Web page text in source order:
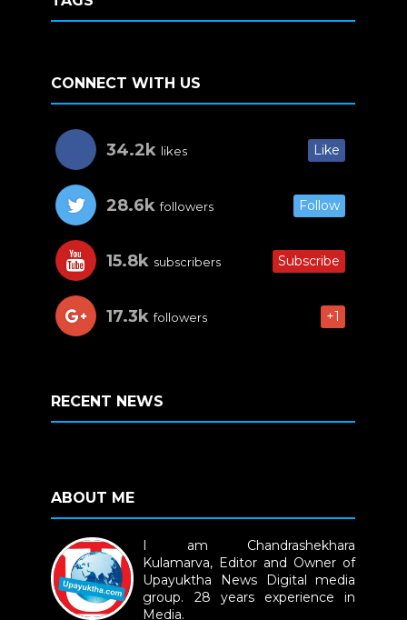
CONNECT WITH US
34.2k likes Like
28.6k followers Follow
15.8k subscribers Subscribe
17.3k followers +1
RECENT NEWS
ABOUT ME
I am Chandrashekhara
Kulamarva, Editor and Owner of
Upayuktha News Digital media
group. 28 years experience in
Media.